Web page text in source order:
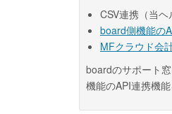
CSV連携（当ヘ
board側機能の
MFクラウド会
boardのサポート
機能のAPI連携機